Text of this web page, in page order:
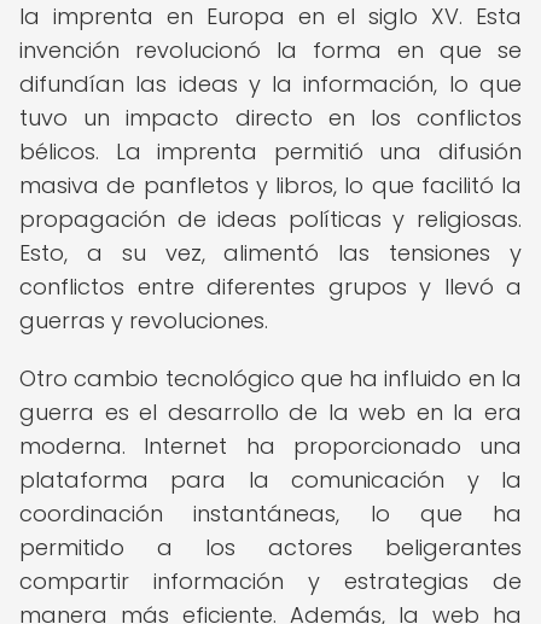
la imprenta en Europa en el siglo XV. Esta
invención revolucionó la forma en que se
difundían las ideas y la información, lo que
tuvo un impacto directo en los conflictos
bélicos. La imprenta permitió una difusión
masiva de panfletos y libros, lo que facilitó la
propagación de ideas políticas y religiosas.
Esto, a su vez, alimentó las tensiones y
conflictos entre diferentes grupos y llevó a
guerras y revoluciones.
Otro cambio tecnológico que ha influido en la
guerra es el desarrollo de la web en la era
moderna. Internet ha proporcionado una
plataforma para la comunicación y la
coordinación instantáneas, lo que ha
permitido a los actores beligerantes
compartir información y estrategias de
manera más eficiente. Además, la web ha